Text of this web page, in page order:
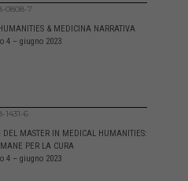
0808-7
& MEDICINA NARRATIVA
4 – giugno 2023
1431-6
DEL MASTER IN MEDICAL HUMANITIES:
PER LA CURA
4 – giugno 2023